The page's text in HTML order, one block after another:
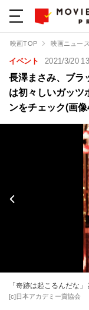
映画TOP 映画ニュー
イベント 2021/3/20
長澤まさみ、ブラ
は初々しいガッツ
ンをチェック(画
「奇跡は起こるんだな
[c]日本アカデミー賞協会